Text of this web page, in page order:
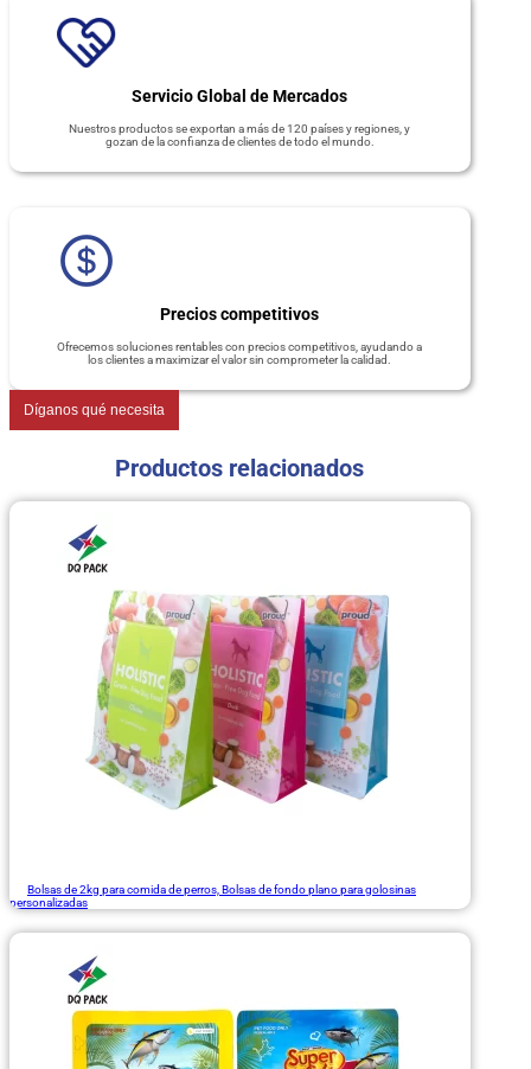
Servicio Global de Mercados
Nuestros productos se exportan a más de 120 países y regiones, y
gozan de la confianza de clientes de todo el mundo.
Precios competitivos
Ofrecemos soluciones rentables con precios competitivos, ayudando a
los clientes a maximizar el valor sin comprometer la calidad.
Díganos qué necesita
Productos relacionados
Bolsas de 2kg para comida de perros, Bolsas de fondo plano para golosinas
personalizadas